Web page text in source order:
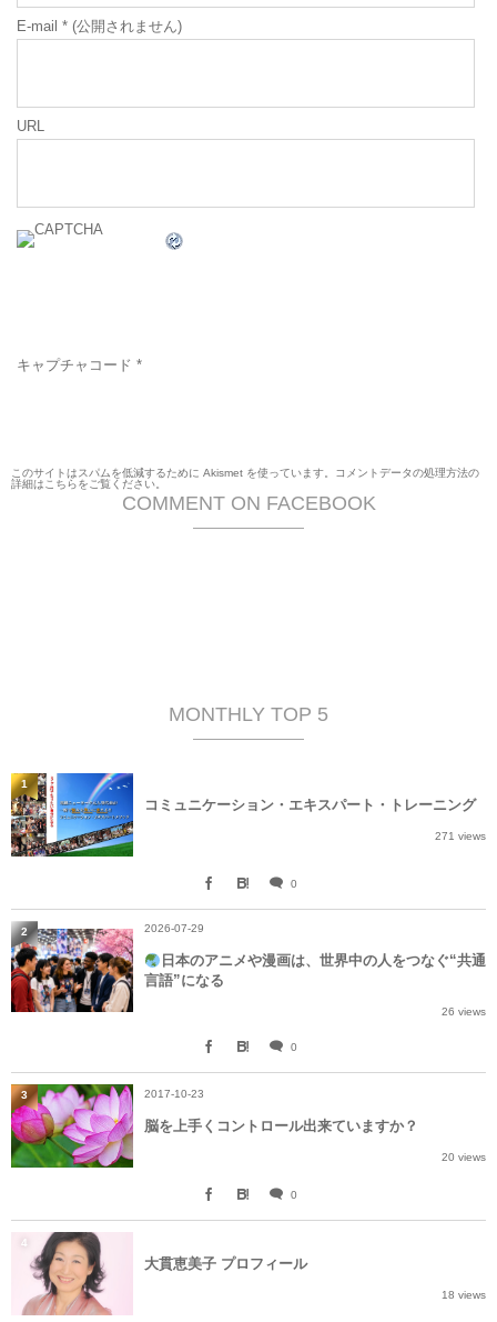
E-mail * (公開されません)
URL
キャプチャコード *
このサイトはスパムを低減するために Akismet を使っています。 コメントデータの処理方法の
詳細はこちらをご覧ください。
COMMENT ON FACEBOOK
MONTHLY TOP 5
コミュニケーション・エキスパート・トレーニング
271 views
0
1
2026-07-29
日本のアニメや漫画は、世界中の人をつなぐ“共通
言語”になる
26 views
0
2
2017-10-23
脳を上手くコントロール出来ていますか？
20 views
0
3
大貫恵美子 プロフィール
18 views
4